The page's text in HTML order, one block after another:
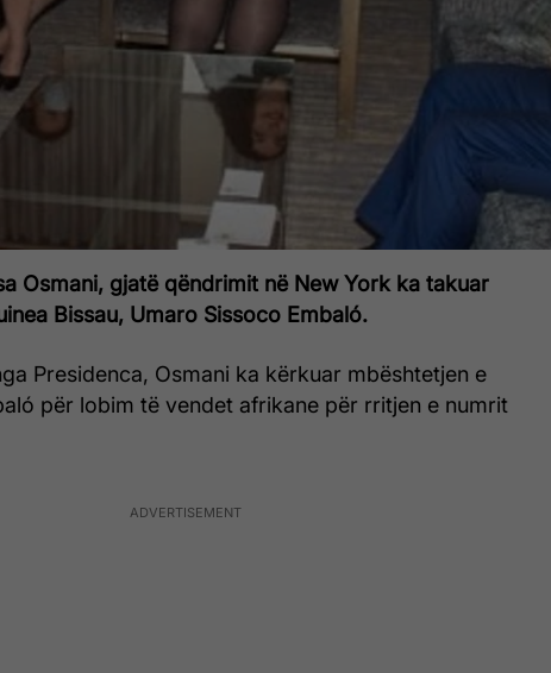
Osmani, gjatë qëndrimit në New York ka takuar
Bissau, Umaro Sissoco Embaló.
Presidenca, Osmani ka kërkuar mbështetjen e
për lobim të vendet afrikane për rritjen e numrit